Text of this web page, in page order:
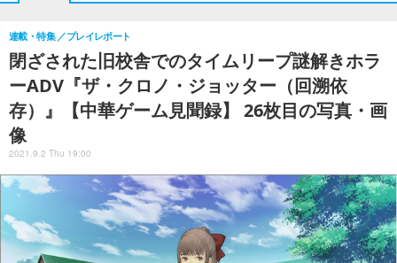
閉ざされた旧校舎でのタイムリープ謎解きホラ
ーADV『ザ・クロノ・ジョッター（回溯依
存）』【中華ゲーム見聞録】 26枚目の写真・画
像
連載・特集 プレイレポート
2021.9.2 Thu 19:00